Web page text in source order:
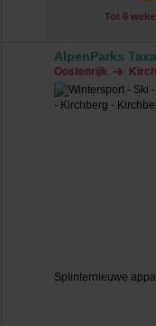
Tot 6
AlpenParks
Oostenrijk
Splinternieuwe